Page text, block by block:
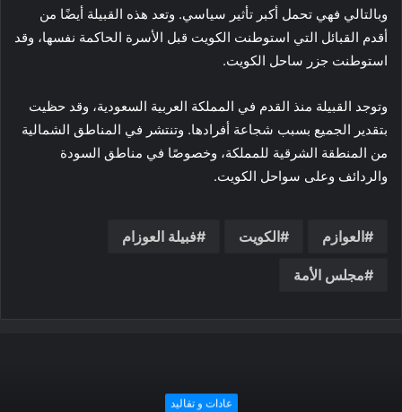
وبالتالي فهي تحمل أكبر تأثير سياسي. وتعد هذه القبيلة أيضًا من
أقدم القبائل التي استوطنت الكويت قبل الأسرة الحاكمة نفسها، وقد
استوطنت جزر ساحل الكويت.
وتوجد القبيلة منذ القدم في المملكة العربية السعودية، وقد حظيت
بتقدير الجميع بسبب شجاعة أفرادها. وتنتشر في المناطق الشمالية
من المنطقة الشرقية للمملكة، وخصوصًا في مناطق السودة
والردائف وعلى سواحل الكويت.
العوازم الكويت فبيلة العوزام
مجلس الأمة
قبائل و عائلات